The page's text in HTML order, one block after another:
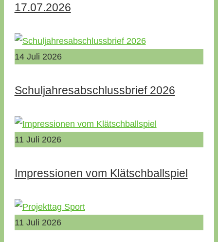
17.07.2026
14 Juli 2026
Schuljahresabschlussbrief 2026
11 Juli 2026
Impressionen vom Klätschballspiel
11 Juli 2026